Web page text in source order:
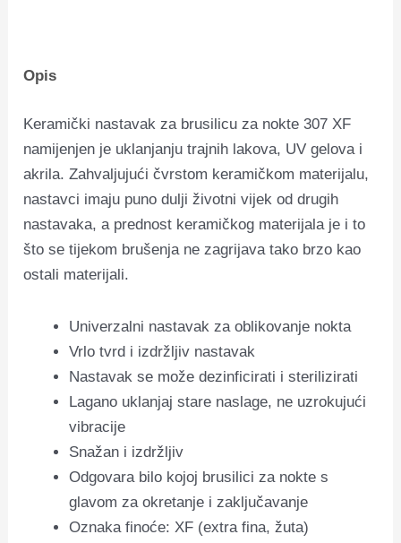
Opis
Keramički nastavak za brusilicu za nokte 307 XF
namijenjen je uklanjanju trajnih lakova, UV gelova i
akrila. Zahvaljujući čvrstom keramičkom materijalu,
nastavci imaju puno dulji životni vijek od drugih
nastavaka, a prednost keramičkog materijala je i to
što se tijekom brušenja ne zagrijava tako brzo kao
ostali materijali.
Univerzalni nastavak za oblikovanje nokta
Vrlo tvrd i izdržljiv nastavak
Nastavak se može dezinficirati i sterilizirati
Lagano uklanjaj stare naslage, ne uzrokujući
vibracije
Snažan i izdržljiv
Odgovara bilo kojoj brusilici za nokte s
glavom za okretanje i zaključavanje
Oznaka finoće: XF (extra fina, žuta)